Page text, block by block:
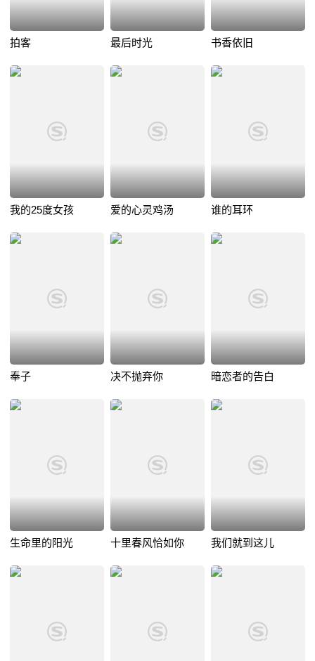
拍客 最后时光 书香依旧
我的25度女孩 爱的心灵鸡汤 谁的耳环
奉子 决不抛弃你 暗恋者的告白
生命里的阳光 十里春风恰如你 我们就到这儿